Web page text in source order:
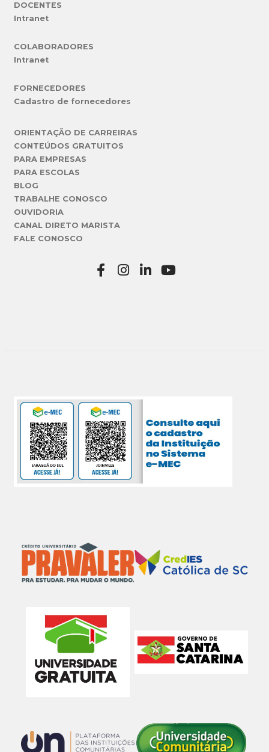
DOCENTES
Intranet
COLABORADORES
Intranet
FORNECEDORES
Cadastro de fornecedores
ORIENTAÇÃO DE CARREIRAS
CONTEÚDOS GRATUITOS
PARA EMPRESAS
PARA ESCOLAS
BLOG
TRABALHE CONOSCO
OUVIDORIA
CANAL DIRETO MARISTA
FALE CONOSCO